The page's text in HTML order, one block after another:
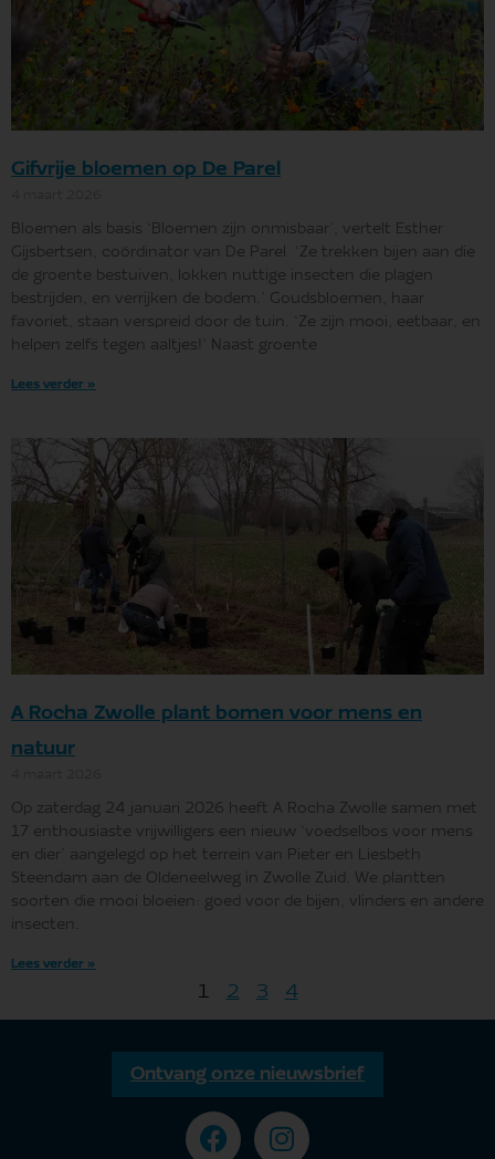
Gifvrije bloemen op De Parel
Bloemen als basis ‘Bloemen zijn onmisbaar’, vertelt Esther
Gijsbertsen, coördinator van De Parel. ‘Ze trekken bijen aan die
de groente bestuiven, lokken nuttige insecten die plagen
bestrijden, en verrijken de bodem.’ Goudsbloemen, haar
favoriet, staan verspreid door de tuin. ‘Ze zijn mooi, eetbaar, en
helpen zelfs tegen aaltjes!’ Naast groente
Lees verder »
A Rocha Zwolle plant bomen voor mens en
natuur
Op zaterdag 24 januari 2026 heeft A Rocha Zwolle samen met
17 enthousiaste vrijwilligers een nieuw ‘voedselbos voor mens
en dier’ aangelegd op het terrein van Pieter en Liesbeth
Steendam aan de Oldeneelweg in Zwolle Zuid. We plantten
soorten die mooi bloeien: goed voor de bijen, vlinders en andere
insecten.
Lees verder »
1 2 3 4
Ontvang onze nieuwsbrief